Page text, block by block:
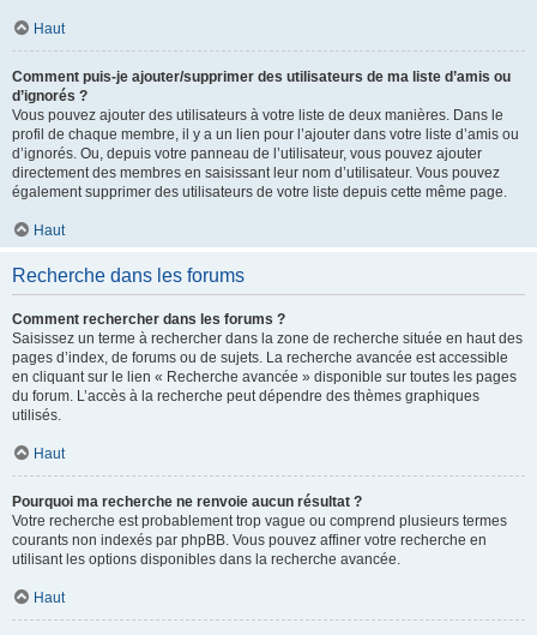
Haut
Comment puis-je ajouter/supprimer des utilisateurs de ma liste d’amis ou
d’ignorés ?
Vous pouvez ajouter des utilisateurs à votre liste de deux manières. Dans le
profil de chaque membre, il y a un lien pour l’ajouter dans votre liste d’amis ou
d’ignorés. Ou, depuis votre panneau de l’utilisateur, vous pouvez ajouter
directement des membres en saisissant leur nom d’utilisateur. Vous pouvez
également supprimer des utilisateurs de votre liste depuis cette même page.
Haut
Recherche dans les forums
Comment rechercher dans les forums ?
Saisissez un terme à rechercher dans la zone de recherche située en haut des
pages d’index, de forums ou de sujets. La recherche avancée est accessible
en cliquant sur le lien « Recherche avancée » disponible sur toutes les pages
du forum. L’accès à la recherche peut dépendre des thèmes graphiques
utilisés.
Haut
Pourquoi ma recherche ne renvoie aucun résultat ?
Votre recherche est probablement trop vague ou comprend plusieurs termes
courants non indexés par phpBB. Vous pouvez affiner votre recherche en
utilisant les options disponibles dans la recherche avancée.
Haut